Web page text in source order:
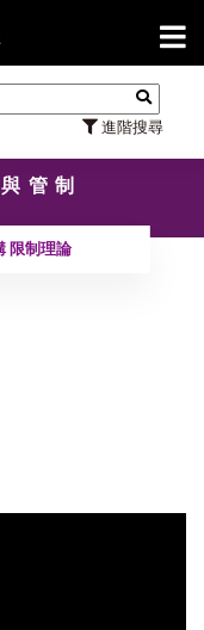
進階搜尋
【
管制
限制理論